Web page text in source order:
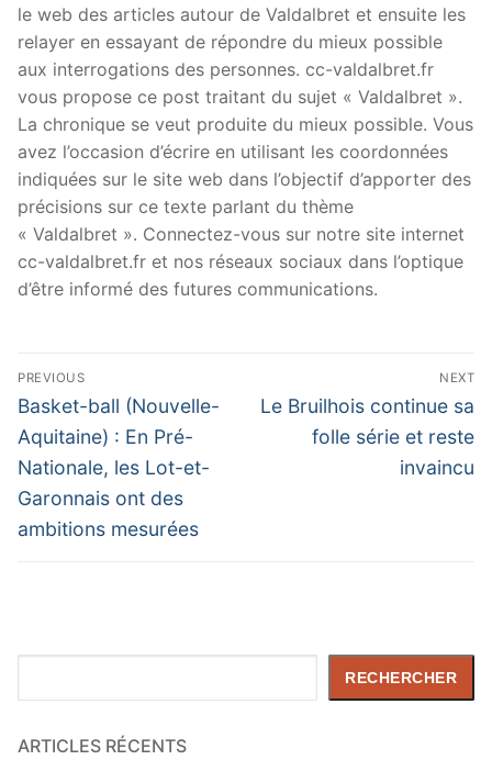
le web des articles autour de Valdalbret et ensuite les
relayer en essayant de répondre du mieux possible
aux interrogations des personnes. cc-valdalbret.fr
vous propose ce post traitant du sujet « Valdalbret ».
La chronique se veut produite du mieux possible. Vous
avez l’occasion d’écrire en utilisant les coordonnées
indiquées sur le site web dans l’objectif d’apporter des
précisions sur ce texte parlant du thème
« Valdalbret ». Connectez-vous sur notre site internet
cc-valdalbret.fr et nos réseaux sociaux dans l’optique
d’être informé des futures communications.
Navigation
de
l’article
PREVIOUS
Previous
post:
Basket-ball (Nouvelle-
Aquitaine) : En Pré-
Nationale, les Lot-et-
Garonnais ont des
ambitions mesurées
NEXT
Next
Le Bruilhois continue sa
folle série et reste
invaincu
RECHERCHER
ARTICLES RÉCENTS